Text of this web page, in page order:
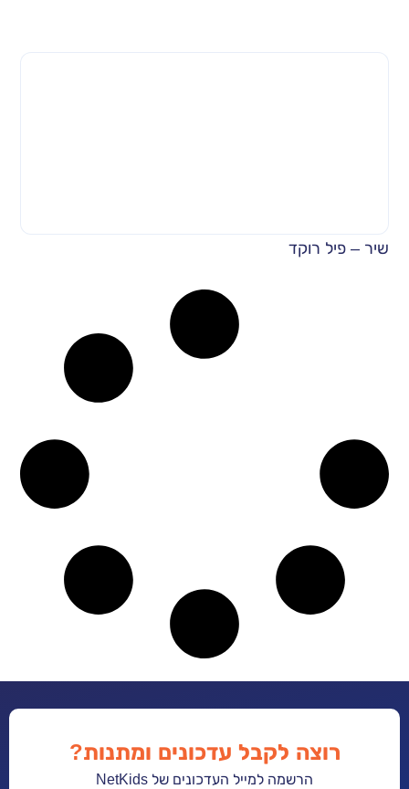
שיר – פיל רוקד
רוצה לקבל עדכונים ומתנות?
הרשמה למייל העדכונים של NetKids